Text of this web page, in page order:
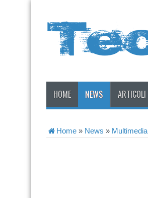
HOME NEWS ARTICOLI
Home » News » Multimedia